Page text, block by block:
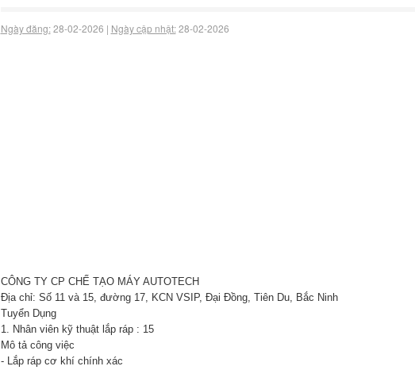
Ngày đăng:28-02-2026 | Ngày cập nhật:28-02-2026
CÔNG TY CP CHẾ TẠO MÁY AUTOTECH
Địa chỉ: Số 11 và 15, đường 17, KCN VSIP, Đại Đồng, Tiên Du, Bắc Ninh
Tuyển Dụng
1. Nhân viên kỹ thuật lắp ráp : 15
Mô tả công việc
- Lắp ráp cơ khí chính xác